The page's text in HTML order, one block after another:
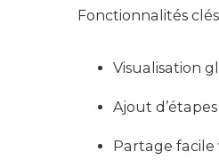
Fonctionnalités
Visualisation
Ajout
Partage facile